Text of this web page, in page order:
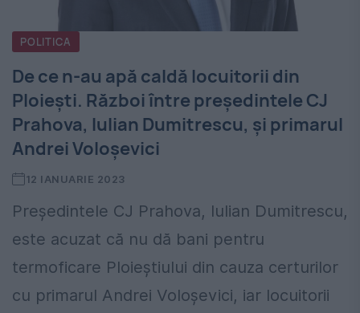
POLITICA
De ce n-au apă caldă locuitorii din
Ploiești. Război între președintele CJ
Prahova, Iulian Dumitrescu, și primarul
Andrei Voloșevici
12 IANUARIE 2023
Președintele CJ Prahova, Iulian Dumitrescu,
este acuzat că nu dă bani pentru
termoficare Ploieștiului din cauza certurilor
cu primarul Andrei Voloșevici, iar locuitorii